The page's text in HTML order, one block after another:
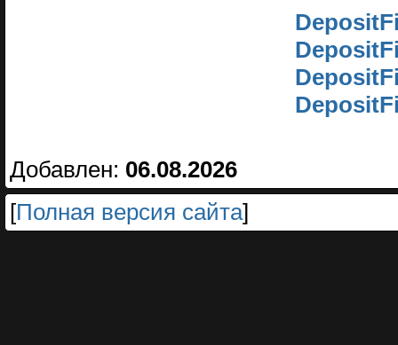
Добавлен: 06.08.2026
[Полная версия сайта]